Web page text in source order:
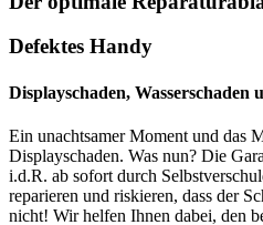
Defektes Handy
Displayschaden, Wasserschaden
Ein unachtsamer Moment und das
Displayschaden. Was nun? Die
i.d.R. ab sofort durch
reparieren und riskieren, dass der
nicht! Wir helfen Ihnen dabei, den